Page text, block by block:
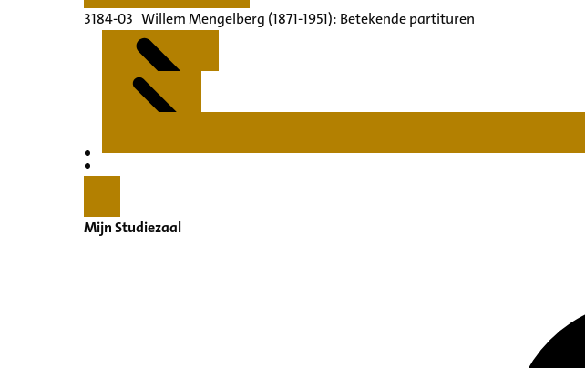
3184-03 Willem Mengelberg (1871-1951): Betekende partituren
Mijn Studiezaal